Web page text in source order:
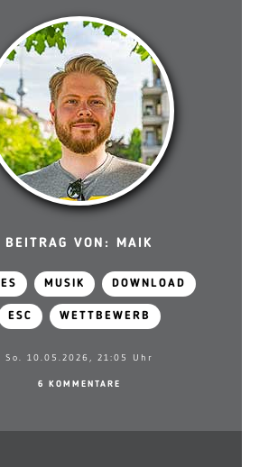
BEITRAG VON: MAIK
MUSIK DOWNLOAD
ESC WETTBEWERB
So. 10.05.2026, 21:05 Uhr
6 KOMMENTARE